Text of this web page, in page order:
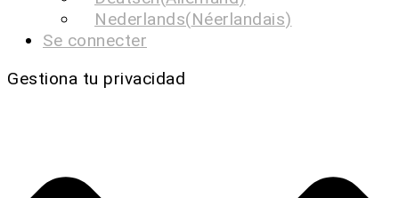
Nederlands(Néerlandais)
Se connecter
Gestiona tu privacidad